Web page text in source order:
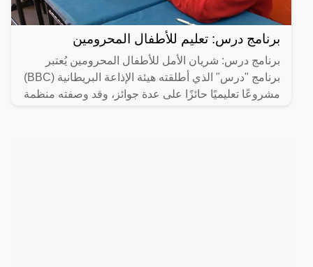
برنامج درس: تعليم للأطفال المحرومين
برنامج درس: شريان الأمل للأطفال المحرومين يُعتبر
برنامج "درس" الذي أطلقته هيئة الإذاعة البريطانية (BBC)
مشروعًا تعليميًا حائزًا على عدة جوائز، وقد وصفته منظمة